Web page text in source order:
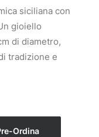
siciliana con
gioiello
di diametro,
tradizione e
Ordina